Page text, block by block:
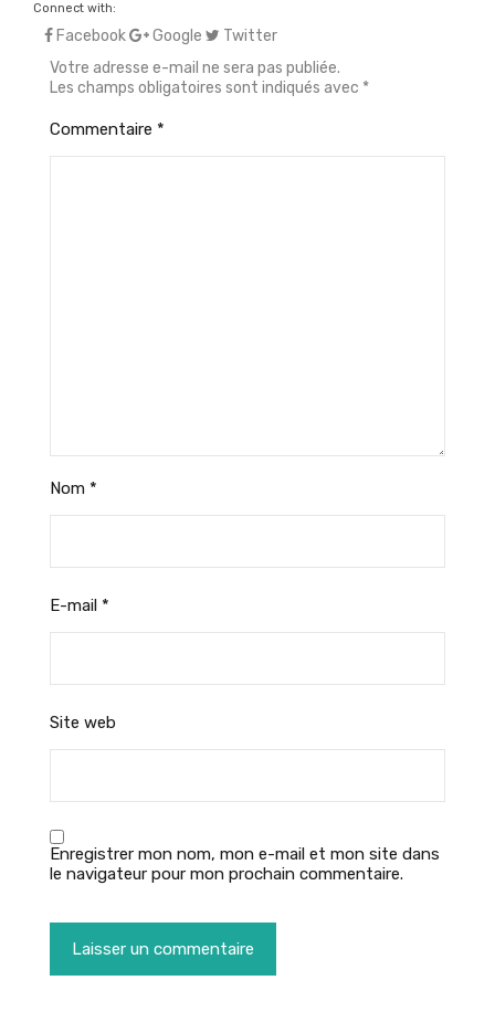
Connect with:
Facebook Google
Twitter
Votre adresse e-mail ne sera pas publiée.
Les champs obligatoires sont indiqués avec *
Commentaire *
Nom *
E-mail *
Site web
Enregistrer mon nom, mon e-mail et mon site dans
le navigateur pour mon prochain commentaire.